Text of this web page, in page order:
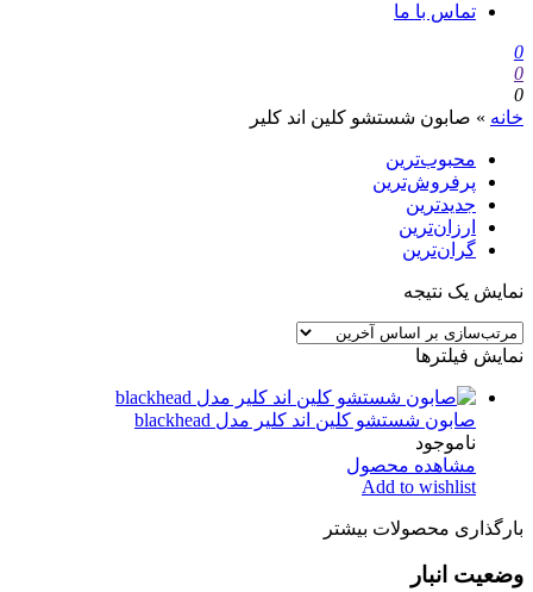
تماس با ما
0
0
0
خانه » صابون شستشو کلین اند کلیر
محبوب‌ترین
پرفروش‌ترین
جدیدترین
ارزان‌ترین
گران‌ترین
نمایش یک نتیجه
نمایش فیلترها
صابون شستشو کلین اند کلیر مدل blackhead
ناموجود
مشاهده محصول
Add to wishlist
بارگذاری محصولات بیشتر
وضعیت انبار